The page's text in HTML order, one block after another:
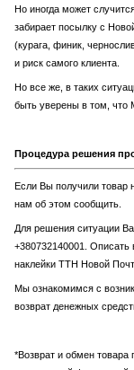
Но иногда может
забирает посылку с
(курага, финик,
и риск самого клиента.
Но все же, в таких
быть уверены в том, что
Процедура решения
Если Вы получили товар
нам об этом сообщить.
Для решения ситуации
+380732140001. Описать
наклейки ТТН Новой
Мы ознакомимся с
возврат денежных
*Возврат и обмен товара